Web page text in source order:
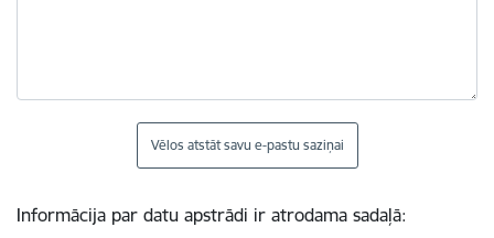
Vēlos atstāt savu e-pastu saziņai
Informācija par datu apstrādi ir atrodama sadaļā: